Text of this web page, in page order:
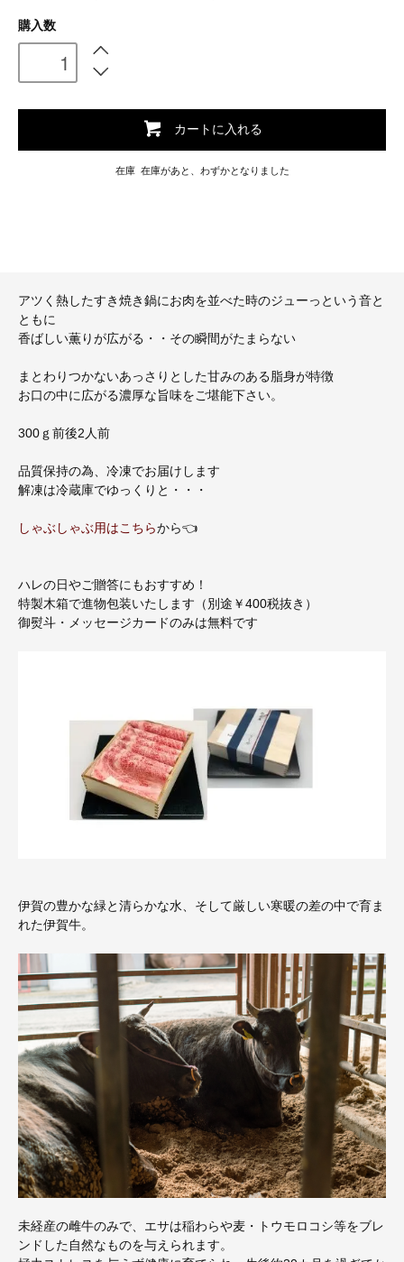
購入数
カートに入れる
在庫 在庫があと、わずかとなりました
アツく熱したすき焼き鍋にお肉を並べた時のジューっという音と
ともに
香ばしい薫りが広がる・・その瞬間がたまらない
まとわりつかないあっさりとした甘みのある脂身が特徴
お口の中に広がる濃厚な旨味をご堪能下さい。
300ｇ前後2人前
品質保持の為、冷凍でお届けします
解凍は冷蔵庫でゆっくりと・・・
しゃぶしゃぶ用はこちらから👈
ハレの日やご贈答にもおすすめ！
特製木箱で進物包装いたします（別途￥400税抜き）
御熨斗・メッセージカードのみは無料です
伊賀の豊かな緑と清らかな水、そして厳しい寒暖の差の中で育ま
れた伊賀牛。
未経産の雌牛のみで、エサは稲わらや麦・トウモロコシ等をブレ
ンドした自然なものを与えられます。